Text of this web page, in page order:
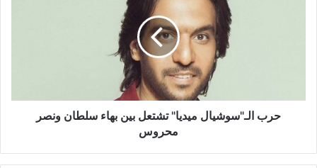
محروس
حرب الـ"سوشيال ميديا" تشتعل بين بهاء سلطان ونصر
محروس